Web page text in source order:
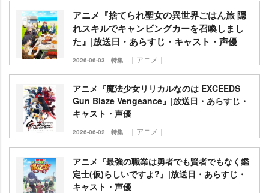
アニメ『捨てられ聖女の異世界ごはん旅 隠
れスキルでキャンピングカーを召喚しまし
た』|放送日・あらすじ・キャスト・声優
2026-06-03 特集 ｜アニメ｜
アニメ『魔法少女リリカルなのは EXCEEDS
Gun Blaze Vengeance』|放送日・あらすじ・
キャスト・声優
2026-06-02 特集 ｜アニメ｜
アニメ『最強の職業は勇者でも賢者でもなく鑑
定士(仮)らしいですよ?』|放送日・あらすじ・
キャスト・声優